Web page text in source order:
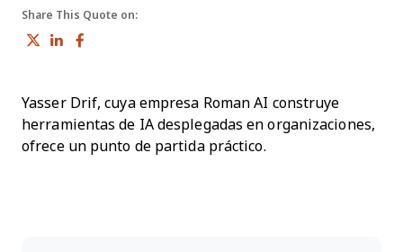
Share This Quote on:
Share on Twitter
Share on LinkedIn
Yasser Drif, cuya empresa Roman AI construye
herramientas de IA desplegadas en organizaciones,
ofrece un punto de partida práctico.